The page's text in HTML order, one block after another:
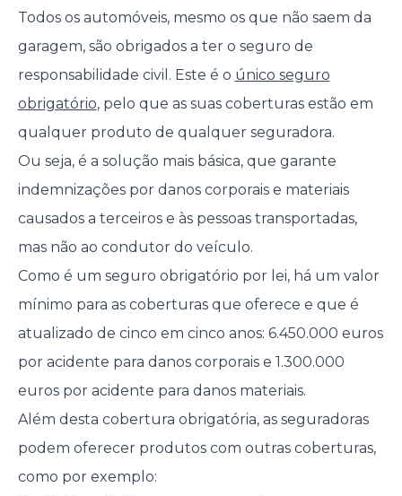
Todos os automóveis, mesmo os que não saem da
garagem, são obrigados a ter o seguro de
responsabilidade civil. Este é o único seguro
obrigatório, pelo que as suas coberturas estão em
qualquer produto de qualquer seguradora.
Ou seja, é a solução mais básica, que garante
indemnizações por danos corporais e materiais
causados a terceiros e às pessoas transportadas,
mas não ao condutor do veículo.
Como é um seguro obrigatório por lei, há um valor
mínimo para as coberturas que oferece e que é
atualizado de cinco em cinco anos: 6.450.000 euros
por acidente para danos corporais e 1.300.000
euros por acidente para danos materiais.
Além desta cobertura obrigatória, as seguradoras
podem oferecer produtos com outras coberturas,
como por exemplo: